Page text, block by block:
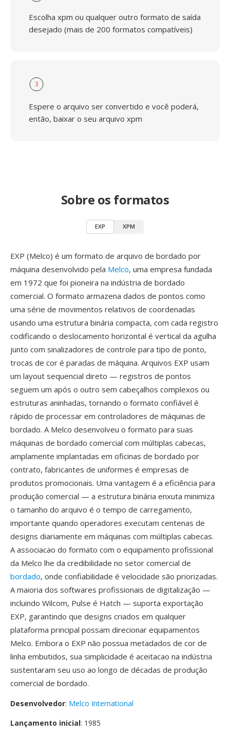
Escolha xpm ou qualquer outro formato de saída
desejado (mais de 200 formatos compatíveis)
3
Espere o arquivo ser convertido e você poderá,
então, baixar o seu arquivo xpm
Sobre os formatos
EXP XPM
EXP (Melco) é um formato de arquivo de bordado por
máquina desenvolvido pela Melco, uma empresa fundada
em 1972 que foi pioneira na indústria de bordado
comercial. O formato armazena dados de pontos como
uma série de movimentos relativos de coordenadas
usando uma estrutura binária compacta, com cada registro
codificando o deslocamento horizontal é vertical da agulha
junto com sinalizadores de controle para tipo de ponto,
trocas de cor é paradas de máquina. Arquivos EXP usam
um layout sequencial direto — registros de pontos
seguem um após o outro sem cabeçalhos complexos ou
estruturas aninhadas, tornando o formato confiável é
rápido de processar em controladores de máquinas de
bordado. A Melco desenvolveu o formato para suas
máquinas de bordado comercial com múltiplas cabecas,
amplamente implantadas em oficinas de bordado por
contrato, fabricantes de uniformes é empresas de
produtos promocionais. Uma vantagem é a eficiência para
produção comercial — a estrutura binária enxuta minimiza
o tamanho do arquivo é o tempo de carregamento,
importante quando operadores executam centenas de
designs diariamente em máquinas com múltiplas cabecas.
A associacao do formato com o equipamento profissional
da Melco lhe da credibilidade no setor comercial de
bordado, onde confiabilidade é velocidade são priorizadas.
A maioria dos softwares profissionais de digitalização —
incluindo Wilcom, Pulse é Hatch — suporta exportação
EXP, garantindo que designs criados em qualquer
plataforma principal possam direcionar equipamentos
Melco. Embora o EXP não possua metadados de cor de
linha embutidos, sua simplicidade é aceitacao na indústria
sustentaram seu uso ao longo de décadas de produção
comercial de bordado.
Desenvolvedor: Melco International
Lançamento inicial: 1985